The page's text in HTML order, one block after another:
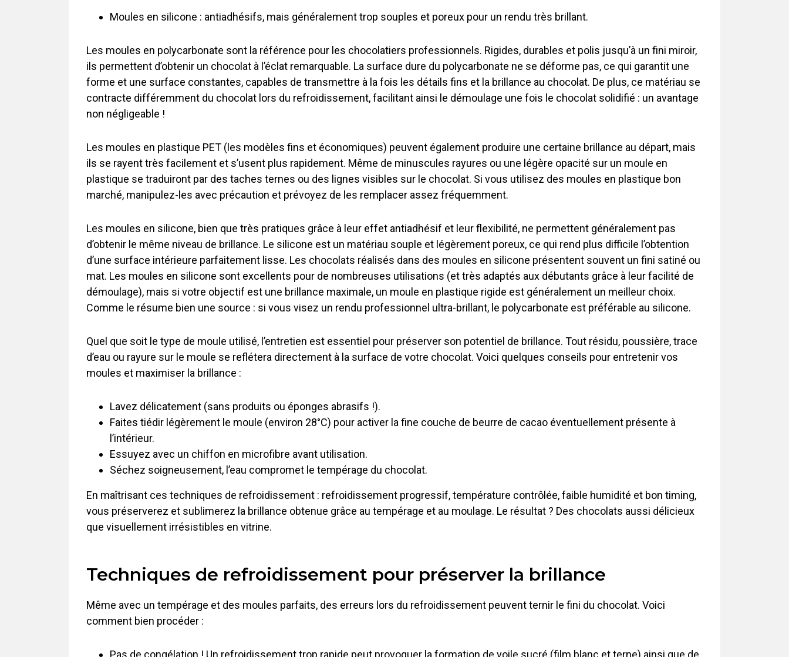
Moules en silicone : antiadhésifs, mais généralement trop souples et poreux pour un rendu très brillant.
Les moules en polycarbonate sont la référence pour les chocolatiers professionnels. Rigides, durables et polis jusqu’à un fini miroir,
ils permettent d’obtenir un chocolat à l’éclat remarquable. La surface dure du polycarbonate ne se déforme pas, ce qui garantit une
forme et une surface constantes, capables de transmettre à la fois les détails fins et la brillance au chocolat. De plus, ce matériau se
contracte différemment du chocolat lors du refroidissement, facilitant ainsi le démoulage une fois le chocolat solidifié : un avantage
non négligeable !
Les moules en plastique PET (les modèles fins et économiques) peuvent également produire une certaine brillance au départ, mais
ils se rayent très facilement et s’usent plus rapidement. Même de minuscules rayures ou une légère opacité sur un moule en
plastique se traduiront par des taches ternes ou des lignes visibles sur le chocolat. Si vous utilisez des moules en plastique bon
marché, manipulez-les avec précaution et prévoyez de les remplacer assez fréquemment.
Les moules en silicone, bien que très pratiques grâce à leur effet antiadhésif et leur flexibilité, ne permettent généralement pas
d’obtenir le même niveau de brillance. Le silicone est un matériau souple et légèrement poreux, ce qui rend plus difficile l’obtention
d’une surface intérieure parfaitement lisse. Les chocolats réalisés dans des moules en silicone présentent souvent un fini satiné ou
mat. Les moules en silicone sont excellents pour de nombreuses utilisations (et très adaptés aux débutants grâce à leur facilité de
démoulage), mais si votre objectif est une brillance maximale, un moule en plastique rigide est généralement un meilleur choix.
Comme le résume bien une source : si vous visez un rendu professionnel ultra-brillant, le polycarbonate est préférable au silicone.
Quel que soit le type de moule utilisé, l’entretien est essentiel pour préserver son potentiel de brillance. Tout résidu, poussière, trace
d’eau ou rayure sur le moule se reflétera directement à la surface de votre chocolat. Voici quelques conseils pour entretenir vos
moules et maximiser la brillance :
Lavez délicatement (sans produits ou éponges abrasifs !).
Faites tiédir légèrement le moule (environ 28°C) pour activer la fine couche de beurre de cacao éventuellement présente à
l’intérieur.
Essuyez avec un chiffon en microfibre avant utilisation.
Séchez soigneusement, l’eau compromet le tempérage du chocolat.
En maîtrisant ces techniques de refroidissement : refroidissement progressif, température contrôlée, faible humidité et bon timing,
vous préserverez et sublimerez la brillance obtenue grâce au tempérage et au moulage. Le résultat ? Des chocolats aussi délicieux
que visuellement irrésistibles en vitrine.
Techniques de refroidissement pour préserver la brillance
Même avec un tempérage et des moules parfaits, des erreurs lors du refroidissement peuvent ternir le fini du chocolat. Voici
comment bien procéder :
Pas de congélation ! Un refroidissement trop rapide peut provoquer la formation de voile sucré (film blanc et terne) ainsi que de